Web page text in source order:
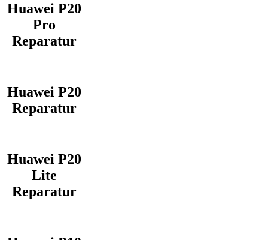
Huawei P20
Pro
Reparatur
Huawei P20
Reparatur
Huawei P20
Lite
Reparatur